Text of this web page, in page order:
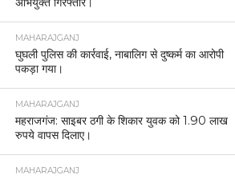
MAHARAJGANJ
घुघली पुलिस की कार्रवाई, नाबालिग से दुष्कर्म का आरोपी
पकड़ा गया।
MAHARAJGANJ
महराजगंज: साइबर ठगी के शिकार युवक को 1.90 लाख
रुपये वापस दिलाए।
MAHARAJGANJ